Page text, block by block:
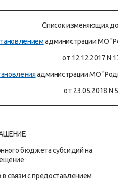
Список изменяющих
администрации МО
от 12.12.2017 N
администрации МО
от 23.05.2018 N
бюджета субсидий на
связи с предоставлением